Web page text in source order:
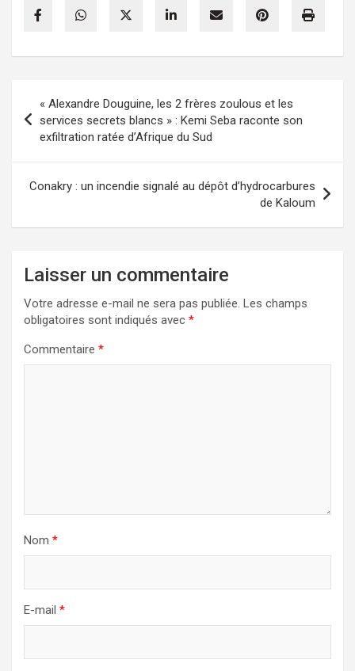
de
l’article
« Alexandre Douguine, les 2 frères zoulous et les
services secrets blancs » : Kemi Seba raconte son
exfiltration ratée d’Afrique du Sud
Conakry : un incendie signalé au dépôt d’hydrocarbures
de Kaloum
Laisser un commentaire
Votre adresse e-mail ne sera pas publiée. Les champs
obligatoires sont indiqués avec *
Commentaire *
Nom *
E-mail *